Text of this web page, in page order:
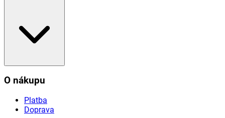
O nákupu
Platba
Doprava